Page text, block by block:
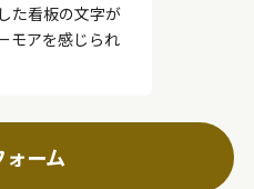
た看板の文字が
モアを感じられ
ーム